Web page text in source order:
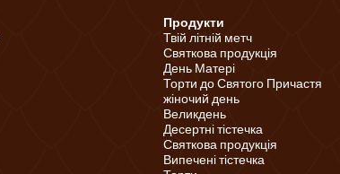
Продукти
Твій літній метч
Святкова продукція
День Матері
Торти до Святого Причастя
жіночий день
Великдень
Десертні тістечка
Святкова продукція
Випечені тістечка